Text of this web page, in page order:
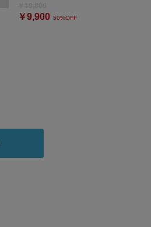
￥9,900 50%OFF